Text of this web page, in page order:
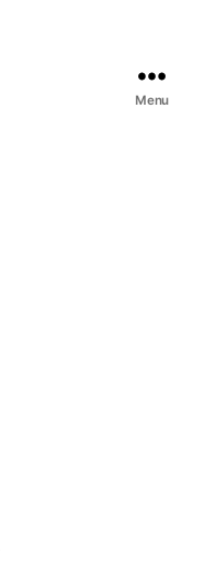
Menu